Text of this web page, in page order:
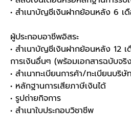
• สำเนาบัญชีเงินฝากย้อนหลัง 6 เ
ผู้ประกอบอาชีพอิสระ
• สำเนาบัญชีเงินฝากย้อนหลัง 12
การเงินอื่นๆ (พร้อมเอกสารฉบับจริ
• สำเนาทะเบียนการค้า/ทะเบียนบริ
• หลักฐานการเสียภาษีเงินได้
• รูปถ่ายกิจการ
• สำเนาใบประกอบวิชาชีพ